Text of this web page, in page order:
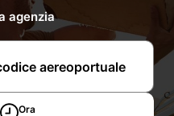
agenzia
Ora